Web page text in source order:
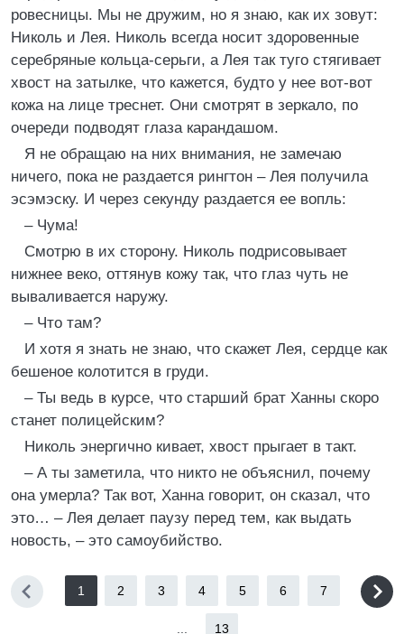
ровесницы. Мы не дружим, но я знаю, как их зовут:
Николь и Лея. Николь всегда носит здоровенные
серебряные кольца-серьги, а Лея так туго стягивает
хвост на затылке, что кажется, будто у нее вот-вот
кожа на лице треснет. Они смотрят в зеркало, по
очереди подводят глаза карандашом.
Я не обращаю на них внимания, не замечаю
ничего, пока не раздается рингтон – Лея получила
эсэмэску. И через секунду раздается ее вопль:
– Чума!
Смотрю в их сторону. Николь подрисовывает
нижнее веко, оттянув кожу так, что глаз чуть не
вываливается наружу.
– Что там?
И хотя я знать не знаю, что скажет Лея, сердце как
бешеное колотится в груди.
– Ты ведь в курсе, что старший брат Ханны скоро
станет полицейским?
Николь энергично кивает, хвост прыгает в такт.
– А ты заметила, что никто не объяснил, почему
она умерла? Так вот, Ханна говорит, он сказал, что
это… – Лея делает паузу перед тем, как выдать
новость, – это самоубийство.
1 2 3 4 5 6 7
13